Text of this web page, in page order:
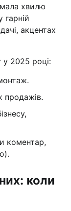
хвилю
гарній
акцентах
у 2025 році:
продажів.
коментар,
коли